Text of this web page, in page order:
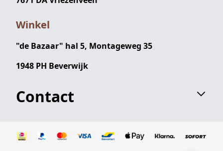
Winkel
"de Bazaar" hal 5, Montageweg 35
1948 PH Beverwijk
Contact